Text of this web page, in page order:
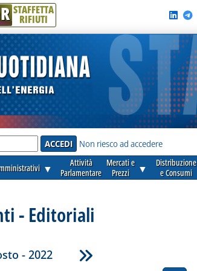
R STAFFETTA
RIFIUTI
Non riesco ad accedere
▼
Attività
Parlamentare
Mercati e
Prezzi
▼
Distribuzione
e Consumi
- Editoriali
- 2022